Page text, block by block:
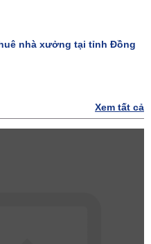
nhà xưởng tại tỉnh Đồng
Xem tất cả